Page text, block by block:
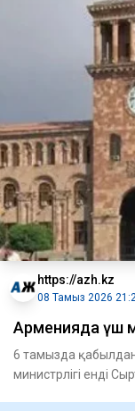
https://azh.kz
08 Тамыз 2026
Арменияда үш
6 тамызда
министрлігі енді